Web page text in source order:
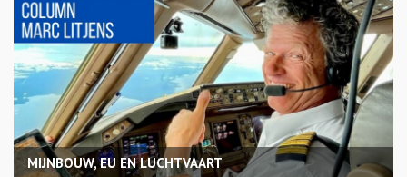
MIJNBOUW, EU EN LUCHTVAART